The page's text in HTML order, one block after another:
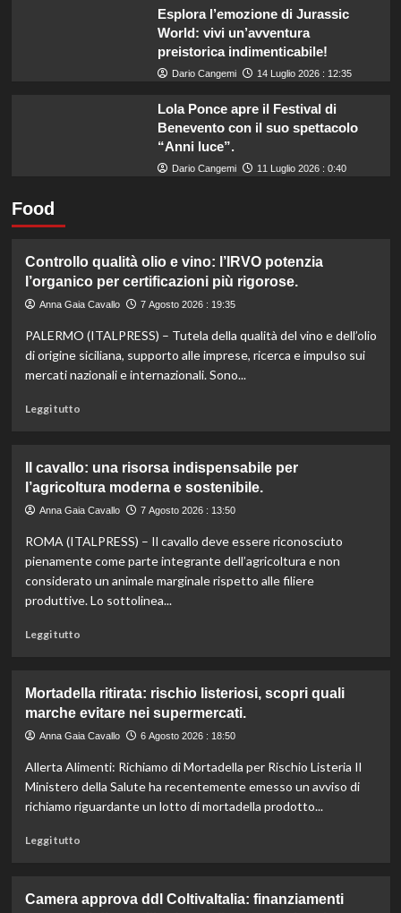
Esplora l’emozione di Jurassic
World: vivi un’avventura
preistorica indimenticabile!
Dario Cangemi 14 Luglio 2026 : 12:35
Lola Ponce apre il Festival di
Benevento con il suo spettacolo
“Anni luce”.
Dario Cangemi 11 Luglio 2026 : 0:40
Food
Controllo qualità olio e vino: l’IRVO potenzia
l’organico per certificazioni più rigorose.
Anna Gaia Cavallo 7 Agosto 2026 : 19:35
PALERMO (ITALPRESS) – Tutela della qualità del vino e dell’olio
di origine siciliana, supporto alle imprese, ricerca e impulso sui
mercati nazionali e internazionali. Sono...
Leggi tuttoLeggi
Controllo
qualità
olio
vino:
l’IRVO
potenzia
per
Il cavallo: una risorsa indispensabile per
l’agricoltura moderna e sostenibile.
Anna Gaia Cavallo 7 Agosto 2026 : 13:50
ROMA (ITALPRESS) – Il cavallo deve essere riconosciuto
pienamente come parte integrante dell’agricoltura e non
considerato un animale marginale rispetto alle filiere
produttive. Lo sottolinea...
Leggi tuttoLeggi
Il
cavallo:
una
indispensabile
per
l’agricoltura
Mortadella ritirata: rischio listeriosi, scopri quali
marche evitare nei supermercati.
Anna Gaia Cavallo 6 Agosto 2026 : 18:50
Allerta Alimenti: Richiamo di Mortadella per Rischio Listeria Il
Ministero della Salute ha recentemente emesso un avviso di
richiamo riguardante un lotto di mortadella prodotto...
Leggi tuttoLeggi
Mortadella
Camera approva ddl ColtivaItalia: finanziamenti